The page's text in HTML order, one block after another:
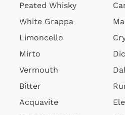
Peated Whisky
White Grappa
Limoncello
Mirto
Vermouth
Bitter
Acquavite